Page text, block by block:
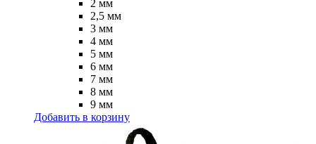
2 мм
2,5 мм
3 мм
4 мм
5 мм
6 мм
7 мм
8 мм
9 мм
Добавить в корзину